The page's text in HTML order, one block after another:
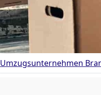
Umzugsunternehmen